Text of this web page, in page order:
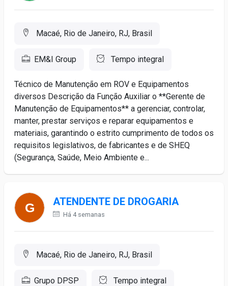
Macaé, Rio de Janeiro, RJ, Brasil
EM&I Group Tempo integral
Técnico de Manutenção em ROV e Equipamentos
diversos Descrição da Função Auxiliar o **Gerente de
Manutenção de Equipamentos** a gerenciar, controlar,
manter, prestar serviços e reparar equipamentos e
materiais, garantindo o estrito cumprimento de todos os
requisitos legislativos, de fabricantes e de SHEQ
(Segurança, Saúde, Meio Ambiente e...
ATENDENTE DE DROGARIA
Há 4 semanas
Macaé, Rio de Janeiro, RJ, Brasil
Grupo DPSP Tempo integral